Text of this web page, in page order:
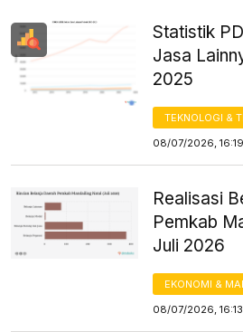
Statistik
Jasa
2025
TEKNOLOGI &
08/07/2026,
Realisasi
Pemkab
Juli 2026
EKONOMI &
08/07/2026,